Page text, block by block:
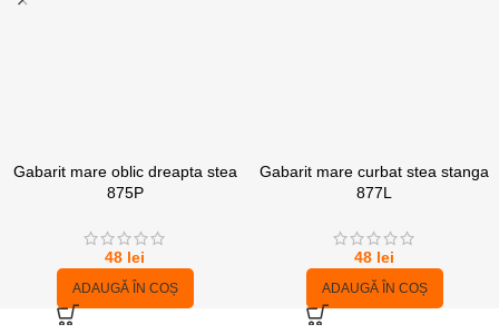
Gabarit mare oblic dreapta stea
875P
48 lei
ADAUGĂ ÎN COȘ
Gabarit mare curbat stea stanga
877L
48 lei
ADAUGĂ ÎN COȘ